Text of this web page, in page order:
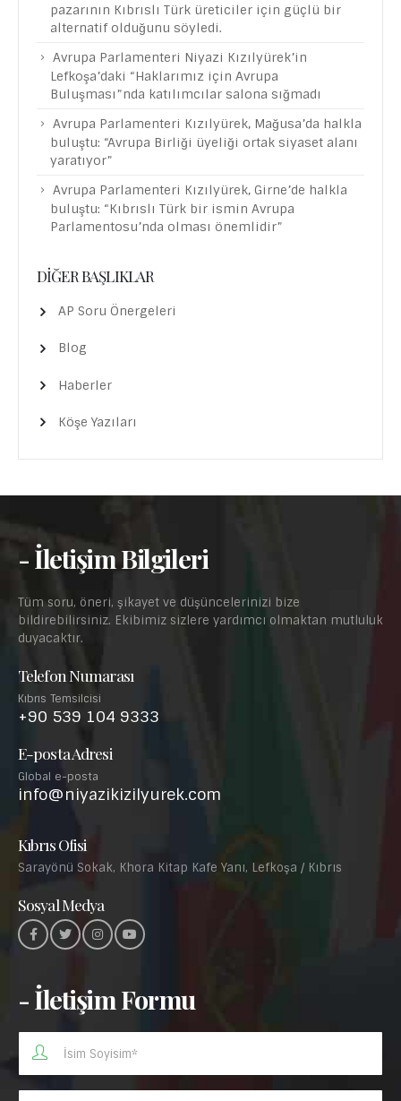
pazarının Kıbrıslı Türk üreticiler için güçlü bir
alternatif olduğunu söyledi.
Avrupa Parlamenteri Niyazi Kızılyürek’in
Lefkoşa’daki “Haklarımız için Avrupa
Buluşması”nda katılımcılar salona sığmadı
Avrupa Parlamenteri Kızılyürek, Mağusa’da halkla
buluştu: “Avrupa Birliği üyeliği ortak siyaset alanı
yaratıyor”
Avrupa Parlamenteri Kızılyürek, Girne’de halkla
buluştu: “Kıbrıslı Türk bir ismin Avrupa
Parlamentosu’nda olması önemlidir”
DIĞER BAŞLIKLAR
AP Soru Önergeleri
Blog
Haberler
Köşe Yazıları
- İletişim Bilgileri
Tüm soru, öneri, şikayet ve düşüncelerinizi bize
bildirebilirsiniz. Ekibimiz sizlere yardımcı olmaktan mutluluk
duyacaktır.
Telefon Numarası
Kıbrıs Temsilcisi
+90 539 104 9333
E-posta Adresi
Global e-posta
info@niyazikizilyurek.com
Kıbrıs Ofisi
Sarayönü Sokak, Khora Kitap Kafe Yanı, Lefkoşa / Kıbrıs
Sosyal Medya
- İletişim Formu